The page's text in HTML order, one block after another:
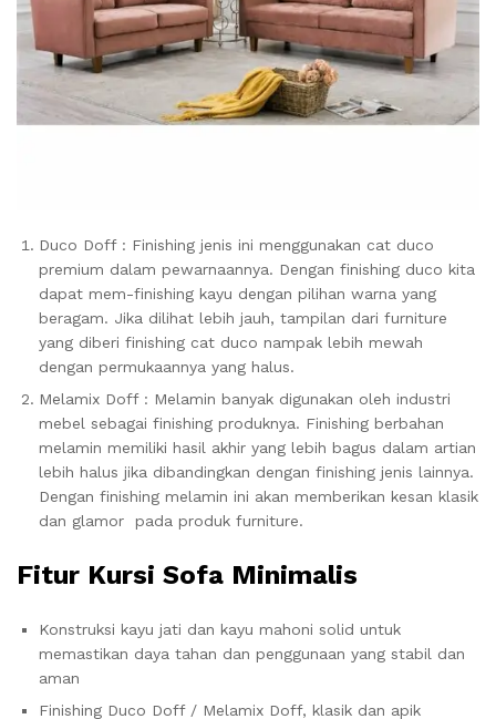
Duco Doff : Finishing jenis ini menggunakan cat duco
premium dalam pewarnaannya. Dengan finishing duco kita
dapat mem-finishing kayu dengan pilihan warna yang
beragam. Jika dilihat lebih jauh, tampilan dari furniture
yang diberi finishing cat duco nampak lebih mewah
dengan permukaannya yang halus.
Melamix Doff : Melamin banyak digunakan oleh industri
mebel sebagai finishing produknya. Finishing berbahan
melamin memiliki hasil akhir yang lebih bagus dalam artian
lebih halus jika dibandingkan dengan finishing jenis lainnya.
Dengan finishing melamin ini akan memberikan kesan klasik
dan glamor pada produk furniture.
Fitur Kursi Sofa Minimalis
Konstruksi kayu jati dan kayu mahoni solid untuk
memastikan daya tahan dan penggunaan yang stabil dan
aman
Finishing Duco Doff / Melamix Doff, klasik dan apik